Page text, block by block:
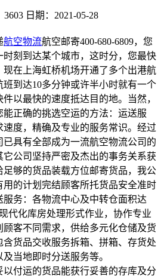
3603 日期：2021-05-28
航空物流航空邮寄400-680-6809，您
刻到达某个城市，这时分，您最快
在上海虹桥机场开通了多个出港航
到达10多分钟或许半小时就有一个
以最快的速度抵达目的地。当然，
正确的挑选空运的方法：运送服
度，精确及专业的服务常识。经过
具有全部成为一流航空物流公司的
公司坚持严密及杰出的事务关系获
够的货品装载方位邮寄货品，我公
的计划完结顾客所托货品安全准时
务：各物流中心及中转仓面积达
代化库房处理形式作业，协作专业
客不同需求，供给多元化仓储及货
货品交收服务拆箱、拼箱、存货处
当地即时分送服务等。
以付运的货品能获行妥善的存库及分